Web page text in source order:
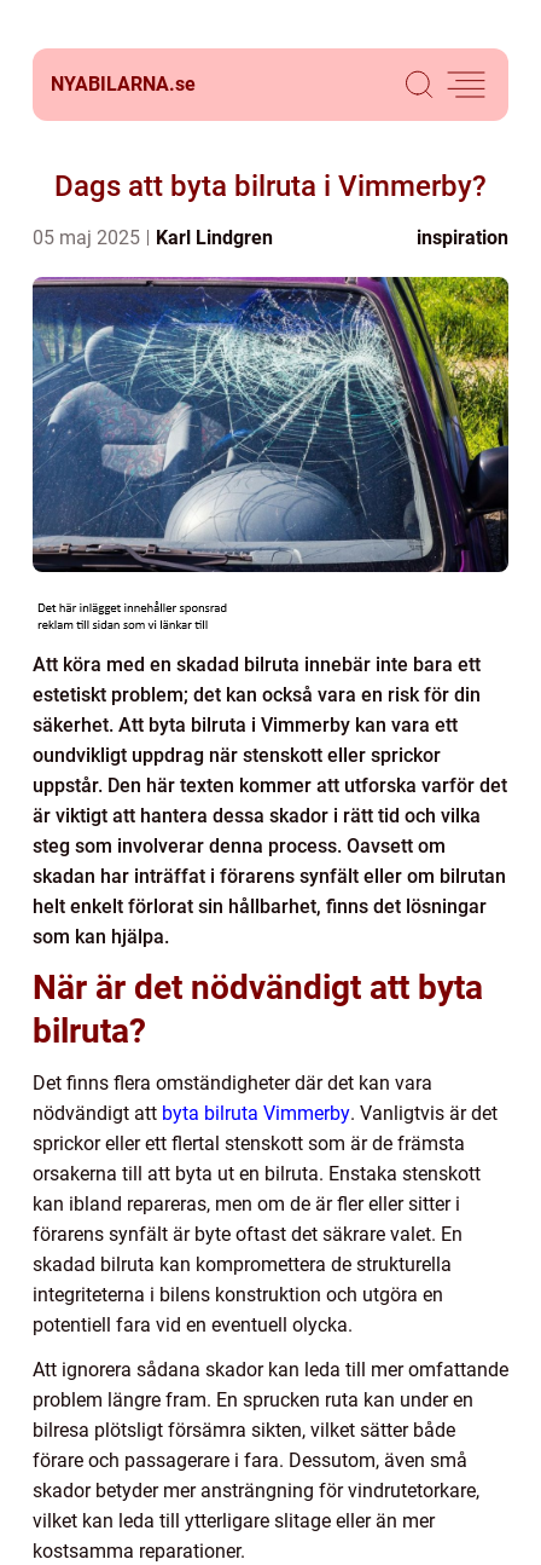
NYABILARNA.se
Dags att byta bilruta i Vimmerby?
05 maj 2025 Karl Lindgren inspiration
Att köra med en skadad bilruta innebär inte bara ett
estetiskt problem; det kan också vara en risk för din
säkerhet. Att byta bilruta i Vimmerby kan vara ett
oundvikligt uppdrag när stenskott eller sprickor
uppstår. Den här texten kommer att utforska varför det
är viktigt att hantera dessa skador i rätt tid och vilka
steg som involverar denna process. Oavsett om
skadan har inträffat i förarens synfält eller om bilrutan
helt enkelt förlorat sin hållbarhet, finns det lösningar
som kan hjälpa.
När är det nödvändigt att byta
bilruta?
Det finns flera omständigheter där det kan vara
nödvändigt att byta bilruta Vimmerby. Vanligtvis är det
sprickor eller ett flertal stenskott som är de främsta
orsakerna till att byta ut en bilruta. Enstaka stenskott
kan ibland repareras, men om de är fler eller sitter i
förarens synfält är byte oftast det säkrare valet. En
skadad bilruta kan kompromettera de strukturella
integriteterna i bilens konstruktion och utgöra en
potentiell fara vid en eventuell olycka.
Att ignorera sådana skador kan leda till mer omfattande
problem längre fram. En sprucken ruta kan under en
bilresa plötsligt försämra sikten, vilket sätter både
förare och passagerare i fara. Dessutom, även små
skador betyder mer ansträngning för vindrutetorkare,
vilket kan leda till ytterligare slitage eller än mer
kostsamma reparationer.